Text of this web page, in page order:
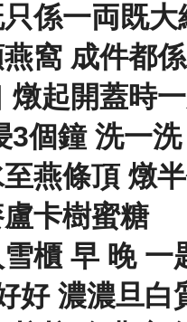
係一両既大
窩 成件都
燉起開蓋時
3個鐘 洗一
燕條頂 燉
卡樹蜜糖
櫃 早 晚 一
好 濃濃旦白